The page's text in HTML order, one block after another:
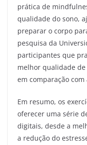
prática de
qualidade do sono,
preparar o corpo
pesquisa da
participantes que
melhor qualidade
em comparação
Em resumo, os
oferecer uma série
digitais, desde a
a redução do